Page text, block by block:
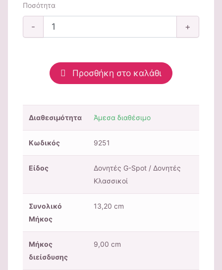
Ποσότητα
- +
Προσθήκη στο καλάθι
Διαθεσιμότητα Άμεσα διαθέσιμο
Κωδικός 9251
Είδος
Δονητές G-Spot / Δονητές
Κλασσικοί
Συνολικό
Μήκος
13,20 cm
Μήκος
διείσδυσης
9,00 cm